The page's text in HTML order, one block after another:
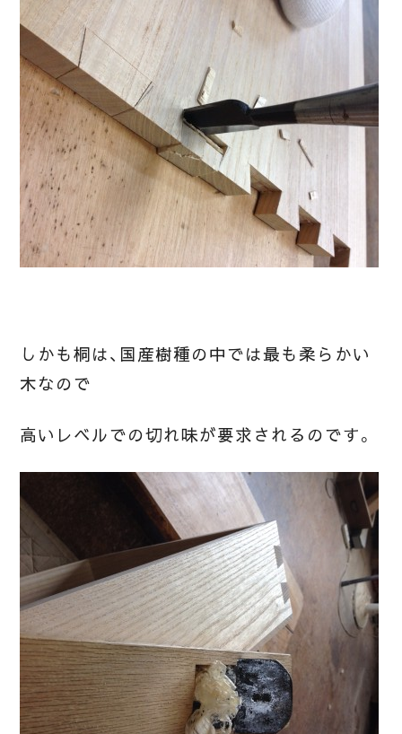
しかも桐は、国産樹種の中では最も柔らかい
木なので
高いレベルでの切れ味が要求されるのです。